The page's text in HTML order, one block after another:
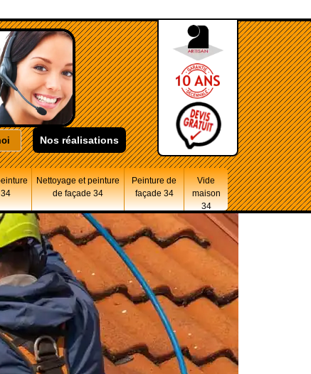
Nos réalisations
Nettoyage et peinture
de façade 34
Peinture de
façade 34
Vide
maison
34